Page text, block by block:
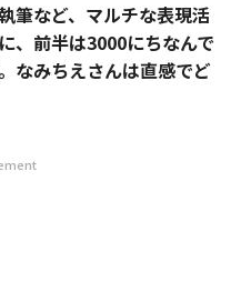
筆など、マルチな表現活
、前半は3000にちなんで
なみちえさんは直感でど